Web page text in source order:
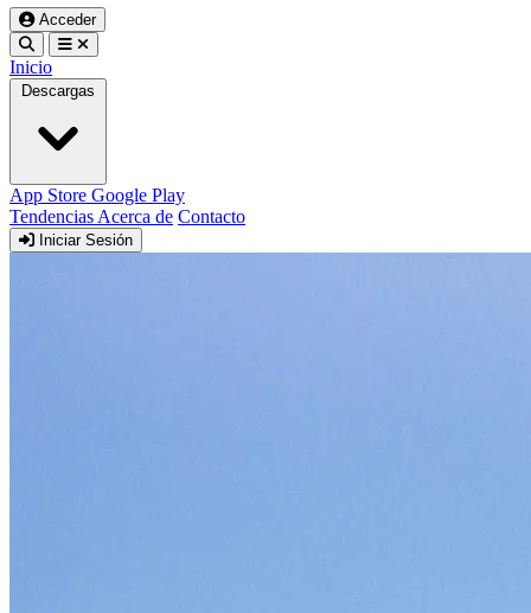
Acceder
Inicio
Descargas
App Store Google Play
Tendencias Acerca de Contacto
Iniciar Sesión